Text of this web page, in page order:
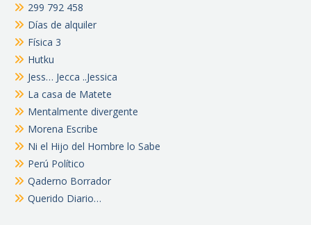
299 792 458
Días de alquiler
Física 3
Hutku
Jess… Jecca ..Jessica
La casa de Matete
Mentalmente divergente
Morena Escribe
Ni el Hijo del Hombre lo Sabe
Perú Político
Qaderno Borrador
Querido Diario…